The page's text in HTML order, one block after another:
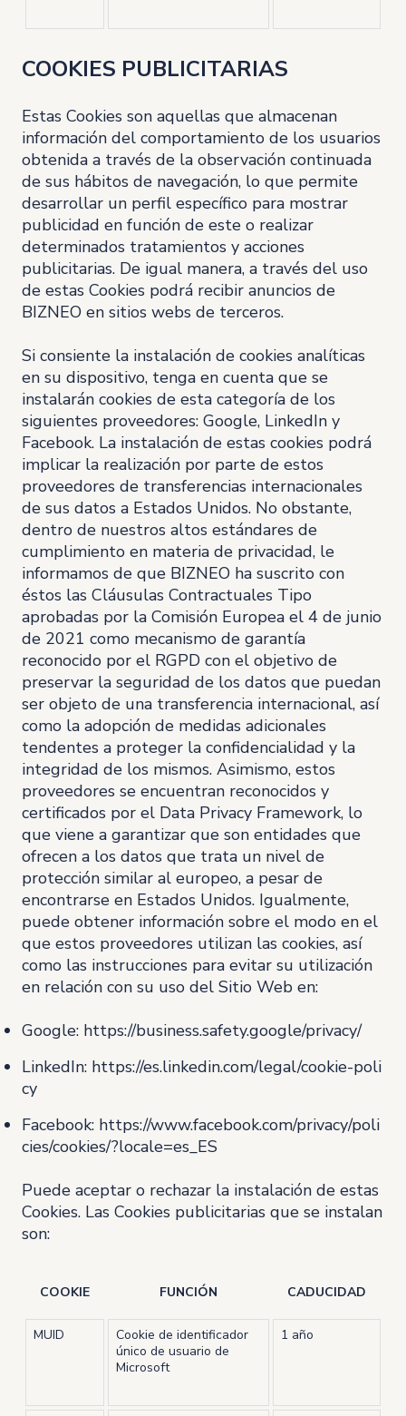
COOKIES PUBLICITARIAS
Estas Cookies son aquellas que almacenan
información del comportamiento de los usuarios
obtenida a través de la observación continuada
de sus hábitos de navegación, lo que permite
desarrollar un perfil específico para mostrar
publicidad en función de este o realizar
determinados tratamientos y acciones
publicitarias. De igual manera, a través del uso
de estas Cookies podrá recibir anuncios de
BIZNEO en sitios webs de terceros.
Si consiente la instalación de cookies analíticas
en su dispositivo, tenga en cuenta que se
instalarán cookies de esta categoría de los
siguientes proveedores: Google, LinkedIn y
Facebook. La instalación de estas cookies podrá
implicar la realización por parte de estos
proveedores de transferencias internacionales
de sus datos a Estados Unidos. No obstante,
dentro de nuestros altos estándares de
cumplimiento en materia de privacidad, le
informamos de que BIZNEO ha suscrito con
éstos las Cláusulas Contractuales Tipo
aprobadas por la Comisión Europea el 4 de junio
de 2021 como mecanismo de garantía
reconocido por el RGPD con el objetivo de
preservar la seguridad de los datos que puedan
ser objeto de una transferencia internacional, así
como la adopción de medidas adicionales
tendentes a proteger la confidencialidad y la
integridad de los mismos. Asimismo, estos
proveedores se encuentran reconocidos y
certificados por el Data Privacy Framework, lo
que viene a garantizar que son entidades que
ofrecen a los datos que trata un nivel de
protección similar al europeo, a pesar de
encontrarse en Estados Unidos. Igualmente,
puede obtener información sobre el modo en el
que estos proveedores utilizan las cookies, así
como las instrucciones para evitar su utilización
en relación con su uso del Sitio Web en:
Google: https://business.safety.google/privacy/
LinkedIn: https://es.linkedin.com/legal/cookie-poli
cy
Facebook: https://www.facebook.com/privacy/poli
cies/cookies/?locale=es_ES
Puede aceptar o rechazar la instalación de estas
Cookies. Las Cookies publicitarias que se instalan
son:
COOKIE FUNCIÓN CADUCIDAD
MUID
Cookie de identificador
único de usuario de
Microsoft
1 año